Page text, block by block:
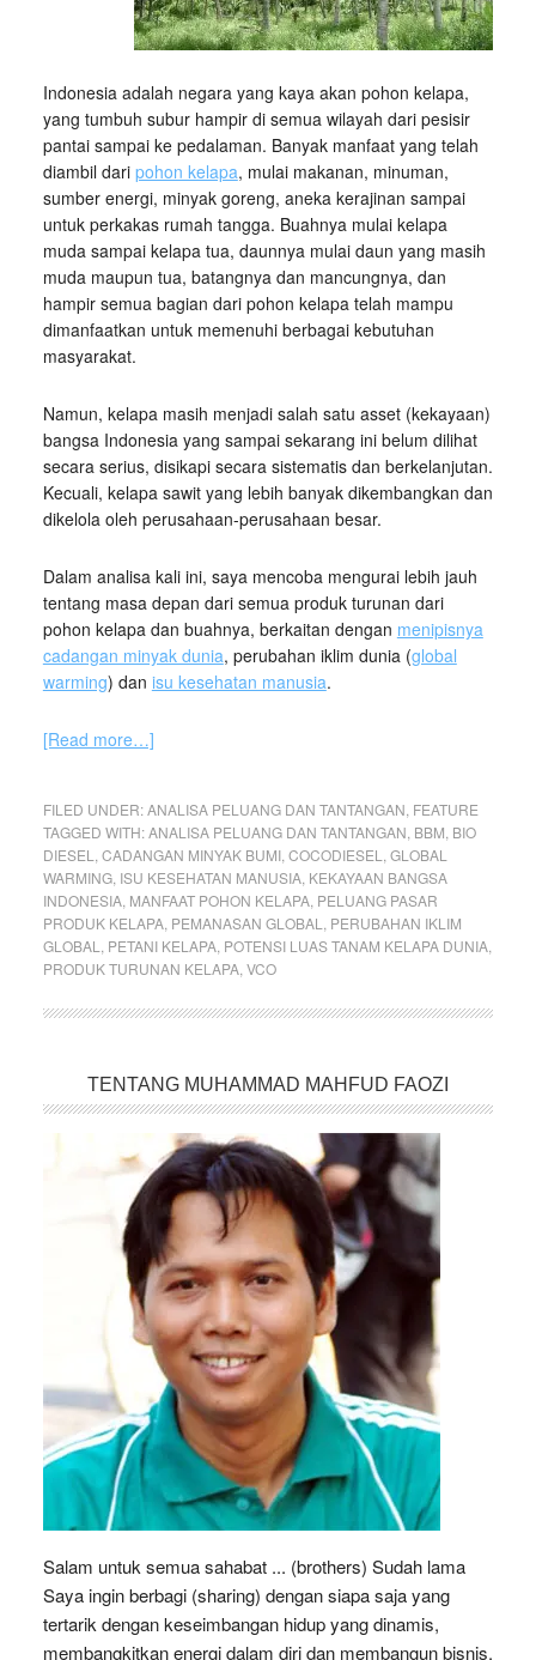
Indonesia adalah negara yang kaya akan pohon kelapa,
yang tumbuh subur hampir di semua wilayah dari pesisir
pantai sampai ke pedalaman. Banyak manfaat yang telah
diambil dari pohon kelapa, mulai makanan, minuman,
sumber energi, minyak goreng, aneka kerajinan sampai
untuk perkakas rumah tangga. Buahnya mulai kelapa
muda sampai kelapa tua, daunnya mulai daun yang masih
muda maupun tua, batangnya dan mancungnya, dan
hampir semua bagian dari pohon kelapa telah mampu
dimanfaatkan untuk memenuhi berbagai kebutuhan
masyarakat.
Namun, kelapa masih menjadi salah satu asset (kekayaan)
bangsa Indonesia yang sampai sekarang ini belum dilihat
secara serius, disikapi secara sistematis dan berkelanjutan.
Kecuali, kelapa sawit yang lebih banyak dikembangkan dan
dikelola oleh perusahaan-perusahaan besar.
Dalam analisa kali ini, saya mencoba mengurai lebih jauh
tentang masa depan dari semua produk turunan dari
pohon kelapa dan buahnya, berkaitan dengan menipisnya
cadangan minyak dunia, perubahan iklim dunia (global
warming) dan isu kesehatan manusia.
[Read more…]
FILED UNDER:ANALISA PELUANG DAN TANTANGAN FEATURE
TAGGED WITH:ANALISA PELUANG DAN TANTANGAN BBM BIO
DIESEL
CADANGAN MINYAK BUMI, COCODIESEL
GLOBAL
WARMING, ISU KESEHATAN MANUSIA, KEKAYAAN BANGSA
INDONESIA, MANFAAT POHON KELAPA, PELUANG PASAR
PRODUK KELAPA, PEMANASAN GLOBAL
PERUBAHAN IKLIM
GLOBAL
PETANI KELAPA, POTENSI LUAS TANAM KELAPA DUNIA,
PRODUK TURUNAN KELAPA, VCO
TENTANG MUHAMMAD MAHFUD FAOZI
Salam untuk semua sahabat ... (brothers) Sudah lama
Saya ingin berbagi (sharing) dengan siapa saja yang
tertarik dengan keseimbangan hidup yang dinamis,
membangkitkan energi dalam diri dan membangun bisnis.